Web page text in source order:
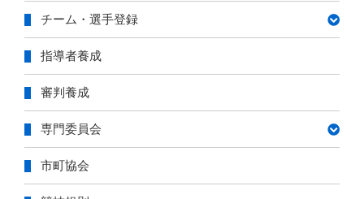
チーム・選手登録
指導者養成
審判養成
専門委員会
市町協会